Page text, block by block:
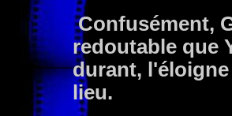
Confusément,
redoutable que
durant, l'éloigne
lieu.